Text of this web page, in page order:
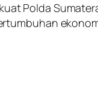
Polda